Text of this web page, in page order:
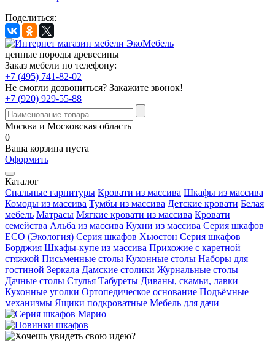
Поделиться:
ценные породы древесины
Заказ мебели по телефону:
+7 (495) 741-82-02
Не смогли дозвониться? Закажите звонок!
+7 (920) 929-55-88
Москва и Московская область
0
Ваша корзина пуста
Оформить
Каталог
Спальные гарнитуры Кровати из массива Шкафы из массива
Комоды из массива Тумбы из массива Детские кровати Белая
мебель Матрасы Мягкие кровати из массива Кровати
семейства Альба из массива Кухни из массива Серия шкафов
ECO (Экология) Серия шкафов Хьюстон Серия шкафов
Борджия Шкафы-купе из массива Прихожие с каретной
стяжкой Письменные столы Кухонные столы Наборы для
гостиной Зеркала Дамские столики Журнальные столы
Дачные столы Стулья Табуреты Диваны, скамьи, лавки
Кухонные уголки Ортопедическое основание Подъёмные
механизмы Ящики подкроватные Мебель для дачи